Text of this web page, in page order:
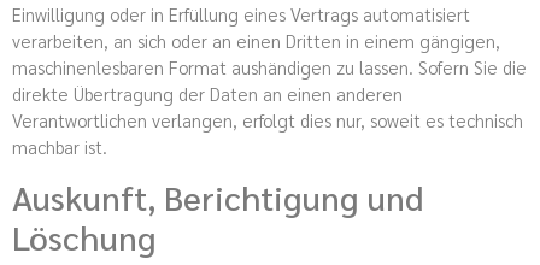
Einwilligung oder in Erfüllung eines Vertrags automatisiert
verarbeiten, an sich oder an einen Dritten in einem gängigen,
maschinenlesbaren Format aushändigen zu lassen. Sofern Sie die
direkte Übertragung der Daten an einen anderen
Verantwortlichen verlangen, erfolgt dies nur, soweit es technisch
machbar ist.
Auskunft, Berichtigung und
Löschung